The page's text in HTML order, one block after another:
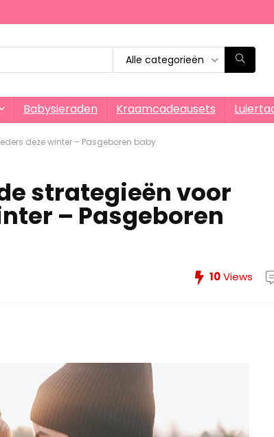
Alle categorieën
Babysieraden Kraamcadeausets
deze winter – Pasgeboren baby
strategieën voor
– Pasgeboren
10Views